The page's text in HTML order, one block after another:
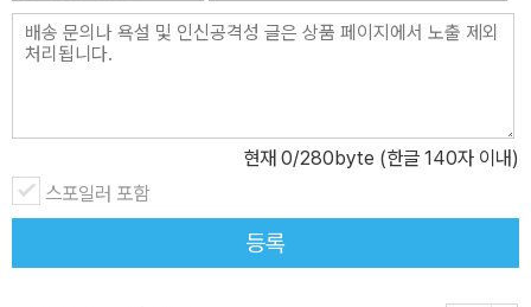
현재 0/280byte (한글 140자 이내)
스포일러 포함
등록